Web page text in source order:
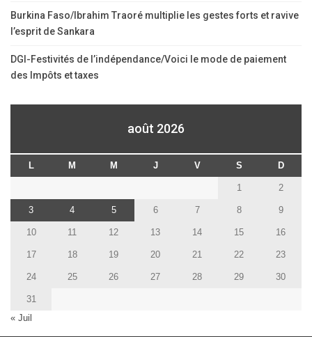
Burkina Faso/Ibrahim Traoré multiplie les gestes forts et ravive
l’esprit de Sankara
DGI-Festivités de l’indépendance/Voici le mode de paiement
des Impôts et taxes
août 2026
L M M J V S D
1 2
3 4 5 6 7 8 9
10 11 12 13 14 15 16
17 18 19 20 21 22 23
24 25 26 27 28 29 30
31
« Juil